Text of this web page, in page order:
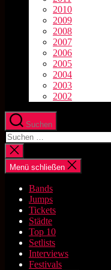
2010
2009
2008
2007
2006
2005
2004
2003
2002
Suchen
Suchen
nach:
Suche
schließen
Menü schließen
Bands
Jumps
Tickets
Städte
Top 10
Setlists
Interviews
Festivals